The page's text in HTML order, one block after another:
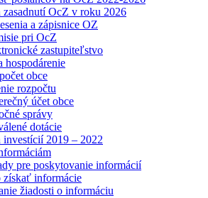
zasadnutí OcZ v roku 2026
a zápisnice OZ
pri OcZ
zastupiteľstvo
hospodárenie
obce
rozpočtu
účet obce
správy
dotácie
investícií 2019 – 2022
pre poskytovanie informácií
získať informácie
žiadosti o informáciu